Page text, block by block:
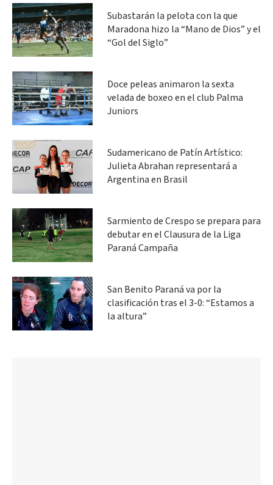
Subastarán la pelota con la que
Maradona hizo la “Mano de Dios” y el
“Gol del Siglo”
Doce peleas animaron la sexta
velada de boxeo en el club Palma
Juniors
Sudamericano de Patín Artístico:
Julieta Abrahan representará a
Argentina en Brasil
Sarmiento de Crespo se prepara para
debutar en el Clausura de la Liga
Paraná Campaña
San Benito Paraná va por la
clasificación tras el 3-0: “Estamos a
la altura”